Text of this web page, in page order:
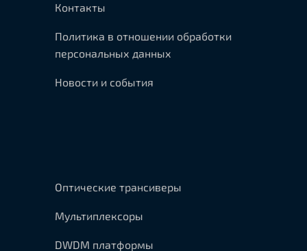
Контакты
Политика в отношении обработки
персональных данных
Новости и события
Оптические трансиверы
Мультиплексоры
DWDM платформы